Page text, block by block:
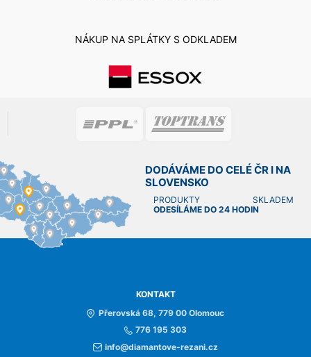
NÁKUP NA SPLÁTKY S ODKLADEM
DODÁVÁME DO CELÉ ČR I NA
SLOVENSKO
PRODUKTY SKLADEM
ODESÍLÁME DO 24 HODIN
KONTAKT
Přerovská 68, 779 00 Olomouc
776 195 303
info@diamantove-rezani.cz